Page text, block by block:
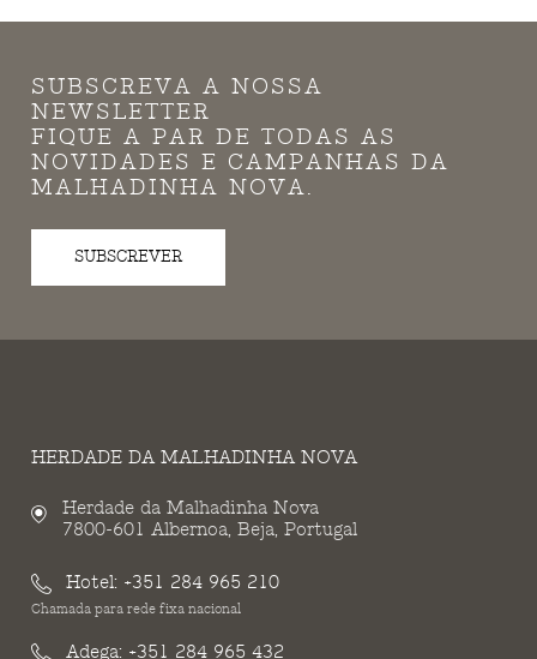
SUBSCREVA A NOSSA
NEWSLETTER
FIQUE A PAR DE TODAS AS
NOVIDADES E CAMPANHAS DA
MALHADINHA NOVA.
SUBSCREVER
HERDADE DA MALHADINHA NOVA
Herdade da Malhadinha Nova
7800-601 Albernoa, Beja, Portugal
Hotel: +351 284 965 210
Chamada para rede fixa nacional
Adega: +351 284 965 432